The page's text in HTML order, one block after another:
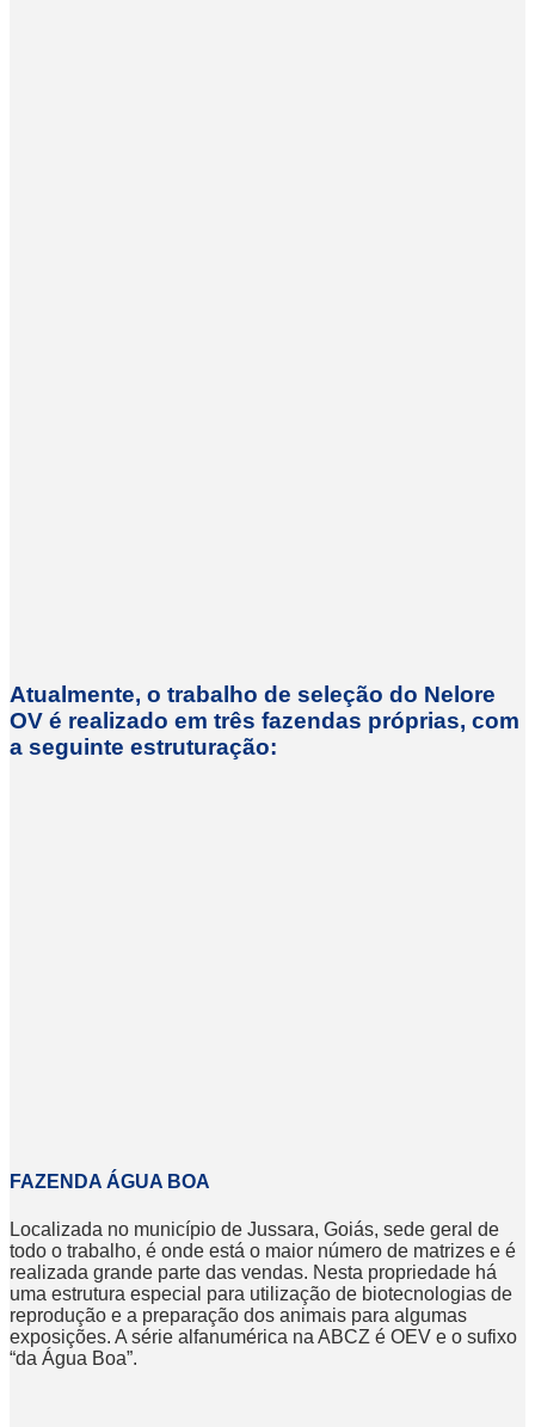
Atualmente, o trabalho de seleção do Nelore
OV é realizado em três fazendas próprias, com
a seguinte estruturação:
FAZENDA ÁGUA BOA
Localizada no município de Jussara, Goiás, sede geral de
todo o trabalho, é onde está o maior número de matrizes e é
realizada grande parte das vendas. Nesta propriedade há
uma estrutura especial para utilização de biotecnologias de
reprodução e a preparação dos animais para algumas
exposições. A série alfanumérica na ABCZ é OEV e o sufixo
“da Água Boa”.